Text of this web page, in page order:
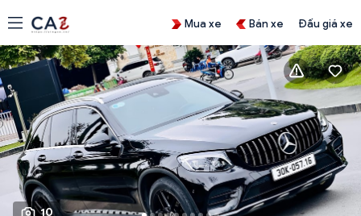
Mua xe Bán xe Đấu giá xe
10